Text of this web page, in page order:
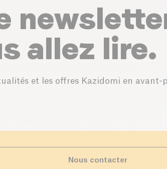
allez lire.
et les offres Kazidomi en avant-
Nous contacter